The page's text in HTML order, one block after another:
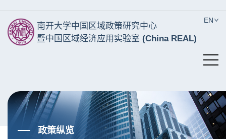
EN
南开大学中国区域政策研究中心
暨中国区域经济应用实验室(China REAL)
政策纵览